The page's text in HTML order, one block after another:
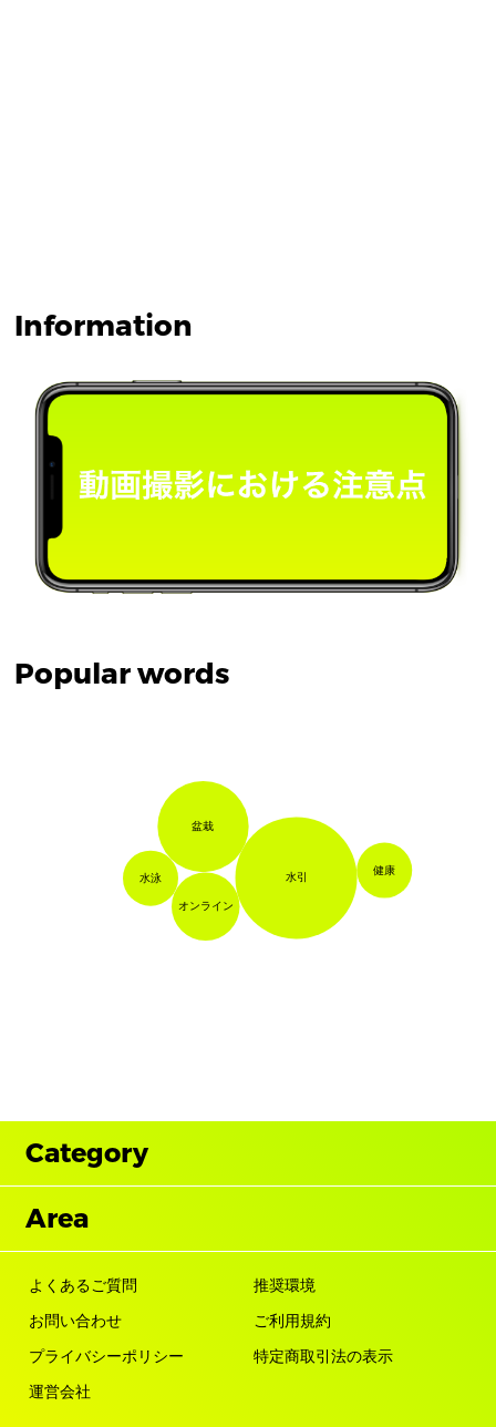
Information
Popular words
水泳
健康
オンライン
盆栽
水引
Category
Area
よくあるご質問
推奨環境
お問い合わせ
ご利用規約
プライバシーポリシー
特定商取引法の表示
運営会社